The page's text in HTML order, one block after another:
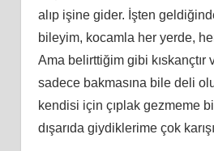
alıp işine gider. İşten
bileyim, kocamla her yerde,
Ama belirttiğim gibi kıskançtır
sadece bakmasına bile deli
kendisi için çıplak gezmeme
dışarıda giydiklerime çok